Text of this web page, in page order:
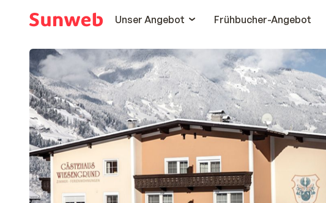
Unser Angebot
Frühbucher-Angebot